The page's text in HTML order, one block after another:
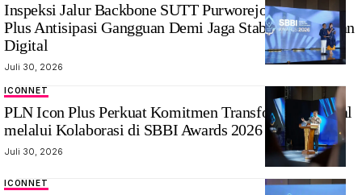
Inspeksi Jalur Backbone SUTT Purworejo, PLN Icon
Plus Antisipasi Gangguan Demi Jaga Stabilitas Layanan
Digital
Juli 30, 2026
ICONNET
PLN Icon Plus Perkuat Komitmen Transformasi Digital
melalui Kolaborasi di SBBI Awards 2026
Juli 30, 2026
ICONNET